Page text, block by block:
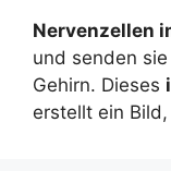
Nervenzellen
und senden
Gehirn. Dieses
erstellt ein